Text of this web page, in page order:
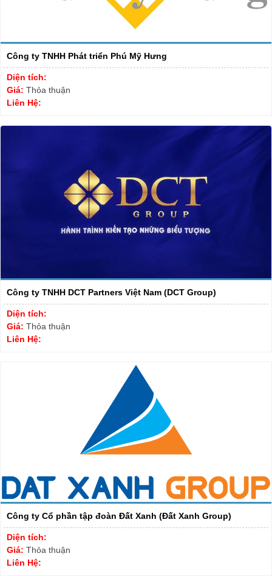
Công ty TNHH Phát triển Phú Mỹ Hưng
Diện tích:
Giá: Thỏa thuận
Liên Hệ:
Công ty TNHH DCT Partners Việt Nam (DCT Group)
Diện tích:
Giá: Thỏa thuận
Liên Hệ:
Công ty Cổ phần tập đoàn Đất Xanh (Đất Xanh Group)
Diện tích:
Giá: Thỏa thuận
Liên Hệ: